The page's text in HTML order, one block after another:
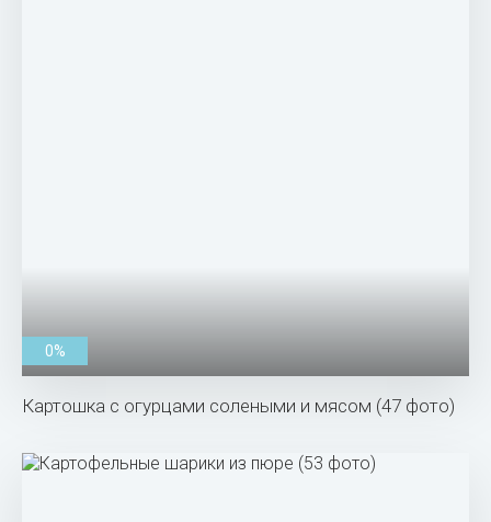
0%
Картошка с огурцами солеными и мясом (47 фото)